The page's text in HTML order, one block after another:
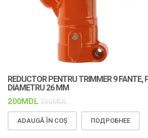
REDUCTOR PENTRU TRIMMER 9 FANTE,
DIAMETRU 26 MM
200MDL 250MDL
ADAUGĂ ÎN COȘ ПОДРОБНЕЕ